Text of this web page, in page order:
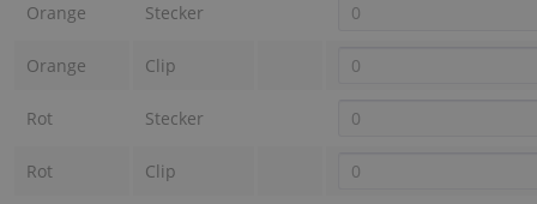
Orange Stecker
Orange Clip
Rot Stecker
Rot Clip